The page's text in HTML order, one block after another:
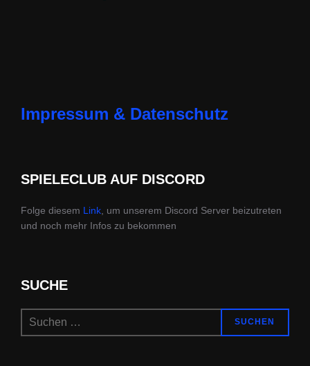
Impressum & Datenschutz
SPIELECLUB AUF DISCORD
Folge diesem Link , um unserem Discord Server beizutreten
und noch mehr Infos zu bekommen
SUCHE
Suchen
SUCHEN